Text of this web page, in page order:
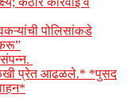
पोलिसांकडे
प्रेत आढळले.* *पुसद